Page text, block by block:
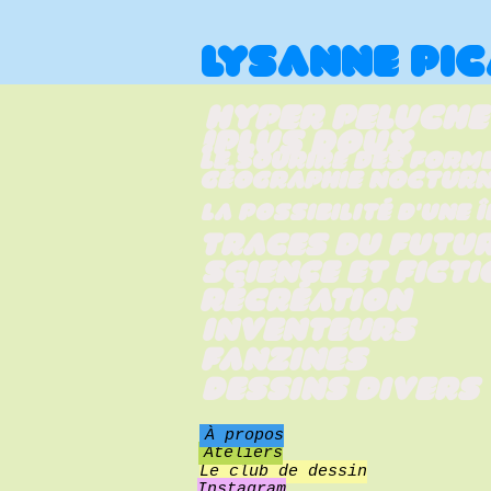
LYSANNE
Le club de dessin
Ateliers
À propos
Hyper Peluche
PLUS DOUX!
Le sourire des
Géographie
La possibilité d'une
Traces du
Science et
Récréation
Inventeurs
Fanzines
Dessins divers